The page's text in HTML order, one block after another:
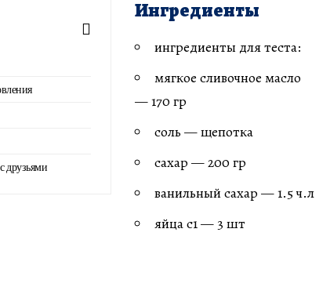
друзьями
Ингредиенты
ингредиенты для теста:
мягкое сливочное масло
— 170 гр
соль — щепотка
сахар — 200 гр
ванильный сахар — 1.5 ч.л
яйца с1 — 3 шт